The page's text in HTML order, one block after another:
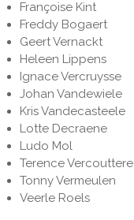
Françoise Kint
Freddy Bogaert
Geert Vernackt
Heleen Lippens
Ignace Vercruysse
Johan Vandewiele
Kris Vandecasteele
Lotte Decraene
Ludo Mol
Terence Vercouttere
Tonny Vermeulen
Veerle Roels